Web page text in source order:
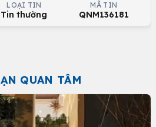
LOẠI TIN
Tin thường
MÃ TIN
QNM136181
QUAN TÂM